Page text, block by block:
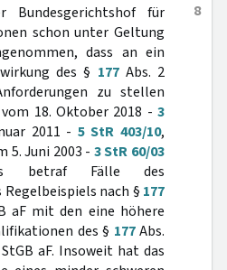
8
für
schon unter Geltung
dass an ein
des § 177Abs. 2
zu stellen
18. Oktober 2018 - 3
2011 - 5 StR 403/10,
5. Juni 2003 - 3 StR 60/03
betraf Fälle des
nach § 177
aF mit den eine höhere
des § 177Abs.
aF. Insoweit hat das